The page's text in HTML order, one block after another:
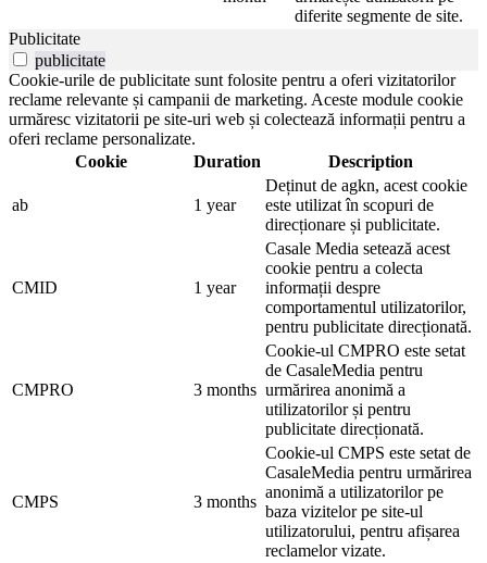
diferite segmente de site.
Publicitate
publicitate
Cookie-urile de publicitate sunt folosite pentru a oferi vizitatorilor
reclame relevante și campanii de marketing. Aceste module cookie
urmăresc vizitatorii pe site-uri web și colectează informații pentru a
oferi reclame personalizate.
Cookie
Duration Description
ab 1 year
Deținut de agkn, acest cookie
este utilizat în scopuri de
direcționare și publicitate.
CMID 1 year
Casale Media setează acest
cookie pentru a colecta
informații despre
comportamentul utilizatorilor,
pentru publicitate direcționată.
CMPRO 3 months
Cookie-ul CMPRO este setat
de CasaleMedia pentru
urmărirea anonimă a
utilizatorilor și pentru
publicitate direcționată.
CMPS 3 months
Cookie-ul CMPS este setat de
CasaleMedia pentru urmărirea
anonimă a utilizatorilor pe
baza vizitelor pe site-ul
utilizatorului, pentru afișarea
reclamelor vizate.